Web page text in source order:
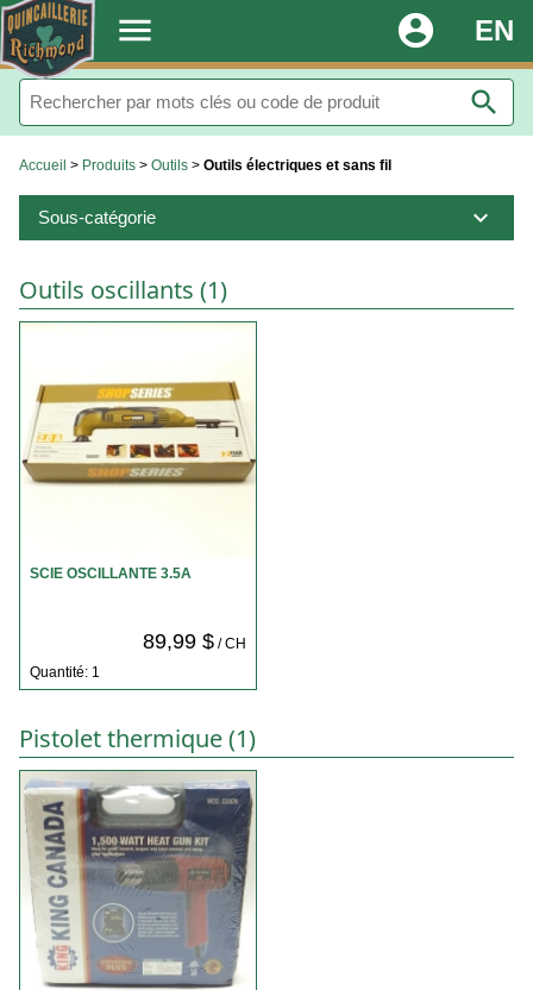
. menu EN
account_circle
search
Accueil > Produits > Outils > Outils électriques et sans fil
Sous-catégorie expand_more
Outils oscillants (1)
SCIE OSCILLANTE 3.5A
89,99 $/ CH
Quantité: 1
Pistolet thermique (1)